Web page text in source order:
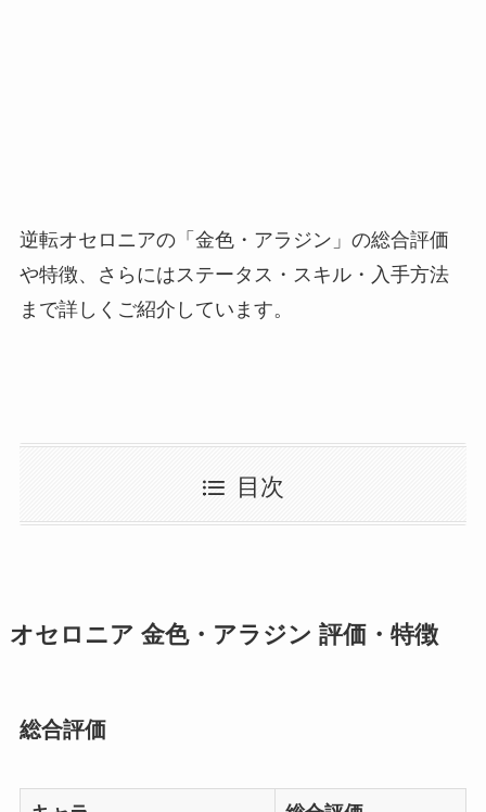
逆転オセロニアの「金色・アラジン」の総合評価
や特徴、さらにはステータス・スキル・入手方法
まで詳しくご紹介しています。
目次
オセロニア 金色・アラジン 評価・特徴
総合評価